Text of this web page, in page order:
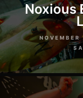
Noxious